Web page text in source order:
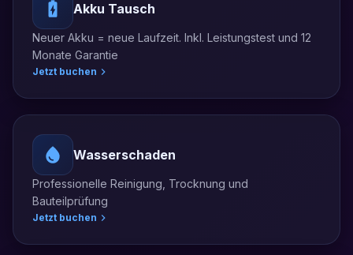
Akku Tausch
Neuer Akku = neue Laufzeit. Inkl. Leistungstest und 12
Monate Garantie
Jetzt buchen
Wasserschaden
Professionelle Reinigung, Trocknung und
Bauteilprüfung
Jetzt buchen